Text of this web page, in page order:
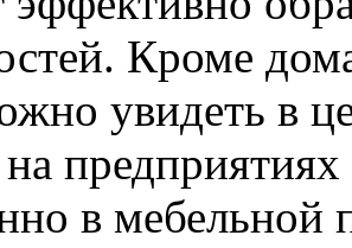
Кроме
увидеть в
на
в